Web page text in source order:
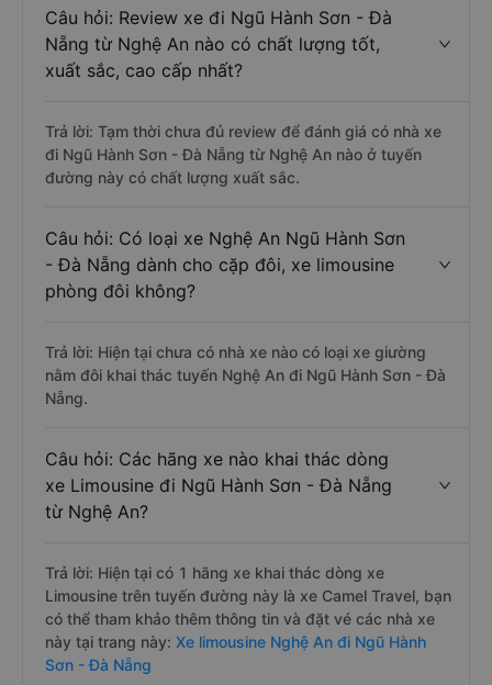
Câu hỏi: Review xe đi Ngũ Hành Sơn - Đà
Nẵng từ Nghệ An nào có chất lượng tốt,
xuất sắc, cao cấp nhất?
Trả lời: Tạm thời chưa đủ review để đánh giá có nhà xe
đi Ngũ Hành Sơn - Đà Nẵng từ Nghệ An nào ở tuyến
đường này có chất lượng xuất sắc.
Câu hỏi: Có loại xe Nghệ An Ngũ Hành Sơn
- Đà Nẵng dành cho cặp đôi, xe limousine
phòng đôi không?
Trả lời: Hiện tại chưa có nhà xe nào có loại xe giường
nằm đôi khai thác tuyến Nghệ An đi Ngũ Hành Sơn - Đà
Nẵng.
Câu hỏi: Các hãng xe nào khai thác dòng
xe Limousine đi Ngũ Hành Sơn - Đà Nẵng
từ Nghệ An?
Trả lời: Hiện tại có 1 hãng xe khai thác dòng xe
Limousine trên tuyến đường này là xe Camel Travel, bạn
có thể tham khảo thêm thông tin và đặt vé các nhà xe
này tại trang này: Xe limousine Nghệ An đi Ngũ Hành
Sơn - Đà Nẵng